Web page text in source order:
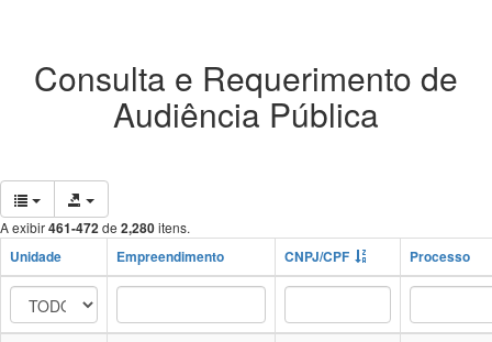
Consulta e Requerimento de
Audiência Pública
A exibir461-472de 2,280itens.
Unidade Empreendimento CNPJ/CPF Processo